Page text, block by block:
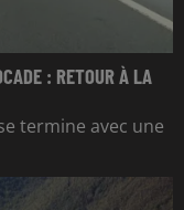
: RETOUR À LA
termine avec une